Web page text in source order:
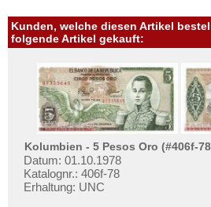
Grenada
Guyana
Haiti
Honduras
Jamaica
Jason Islands
Kanada
Informationen
Preislisten
Ankauf
Erhaltungsgrade
Gratisbanknoten
FAQ
Kunden, welche diesen Artikel
folgende Artikel gekauft:
Kolumbien - 5 Pesos Oro (#406f-
Datum: 01.10.1978
Katalognr.: 406f-78
Erhaltung: UNC